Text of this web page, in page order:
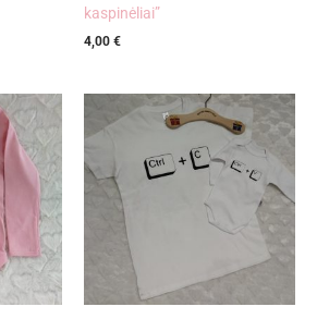
kaspinėliai”
4,00 €